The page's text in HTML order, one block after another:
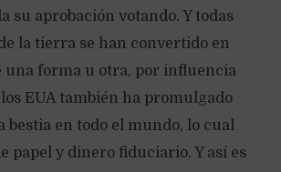
su aprobación votando. Y todas
la tierra se han convertido en
una forma u otra, por influencia
los EUA también ha promulgado
bestia en todo el mundo, lo cual
papel y dinero fiduciario. Y así es